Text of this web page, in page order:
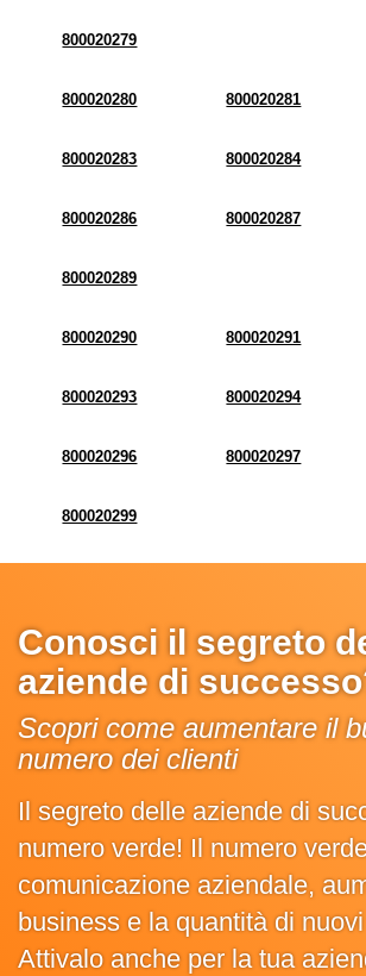
800020279
800020280 800020281
800020283 800020284
800020286 800020287
800020289
800020290 800020291
800020293 800020294
800020296 800020297
800020299
Conosci il segreto
aziende di
Scopri come aumentare il
numero dei clienti
Il segreto delle aziende di
numero verde! Il numero
comunicazione aziendale,
business e la quantità di
Attivalo anche per la tua